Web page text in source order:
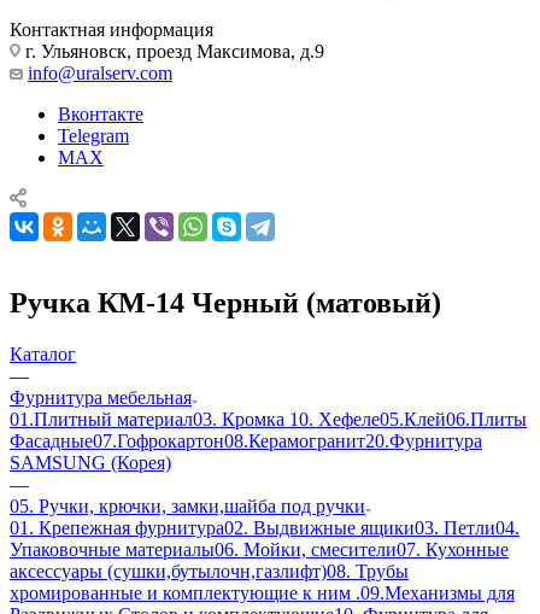
Контактная информация
г. Ульяновск, проезд Максимова, д.9
info@uralserv.com
Вконтакте
Telegram
MAX
Ручка КМ-14 Черный (матовый)
Каталог
—
Фурнитура мебельная
01.Плитный материал03. Кромка 10. Хефеле05.Клей06.Плиты
Фасадные07.Гофрокартон08.Керамогранит20.Фурнитура
SAMSUNG (Корея)
—
05. Ручки, крючки, замки,шайба под ручки
01. Крепежная фурнитура02. Выдвижные ящики03. Петли04.
Упаковочные материалы06. Мойки, смесители07. Кухонные
аксессуары (сушки,бутылочн,газлифт)08. Трубы
хромированные и комплектующие к ним .09.Механизмы для